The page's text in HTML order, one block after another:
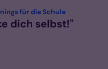
für die Schule:
dich selbst!"